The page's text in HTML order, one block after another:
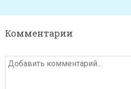
Комментарии